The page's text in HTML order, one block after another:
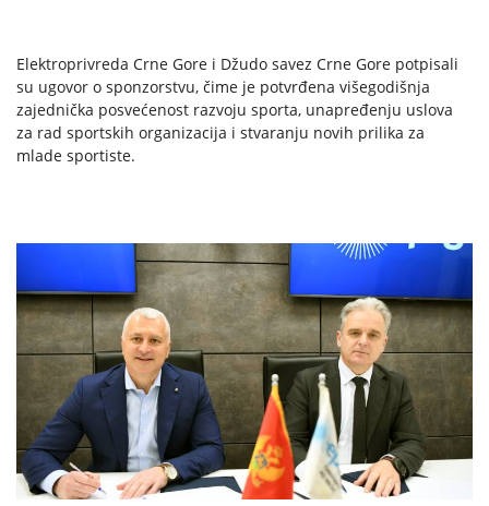
Elektroprivreda Crne Gore i Džudo savez Crne Gore potpisali
su ugovor o sponzorstvu, čime je potvrđena višegodišnja
zajednička posvećenost razvoju sporta, unapređenju uslova
za rad sportskih organizacija i stvaranju novih prilika za
mlade sportiste.